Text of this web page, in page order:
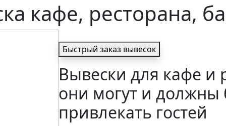
кафе, ресторана,
Быстрый заказ вывесок
Вывески для кафе и
они могут и должны
привлекать гостей